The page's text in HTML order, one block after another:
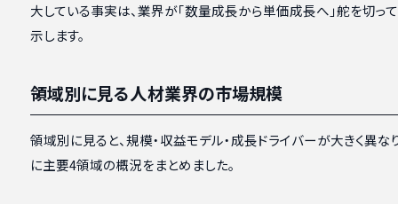
大している事実は、業界が「数量成長から単価成長へ」舵を切っ
示します。
領域別に見る人材業界の市場規模
領域別に見ると、規模・収益モデル・成長ドライバーが大きく異な
に主要4領域の概況をまとめました。